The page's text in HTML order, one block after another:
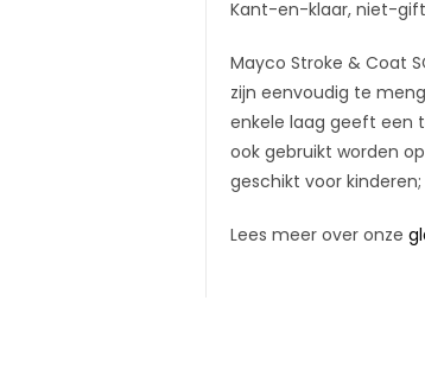
Kant-en-klaar, niet-
Mayco Stroke & Coat
zijn eenvoudig te
enkele laag geeft een
ook gebruikt worden
geschikt voor
Lees meer over onze